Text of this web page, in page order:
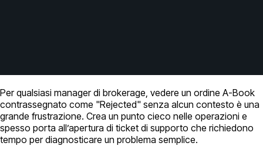
Per qualsiasi manager di brokerage, vedere un ordine A-Book
contrassegnato come "Rejected" senza alcun contesto è una
grande frustrazione. Crea un punto cieco nelle operazioni e
spesso porta all’apertura di ticket di supporto che richiedono
tempo per diagnosticare un problema semplice.